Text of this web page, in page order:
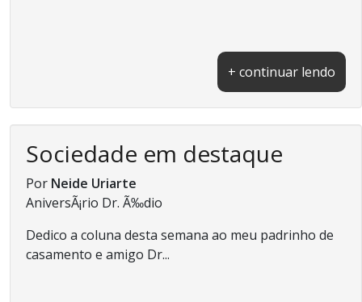
+ continuar lendo
Sociedade em destaque
Por Neide Uriarte
AniversÃ¡rio Dr. Ã‰dio
Dedico a coluna desta semana ao meu padrinho de
casamento e amigo Dr...